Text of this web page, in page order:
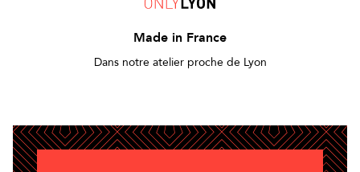
Made in France
Dans notre atelier proche de Lyon